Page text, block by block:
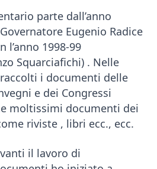
parte dall’anno
Eugenio Radice
l’anno 1998-99
Squarciafichi) . Nelle
i documenti delle
e dei Congressi
moltissimi documenti dei
riviste , libri ecc., ecc.
il lavoro di